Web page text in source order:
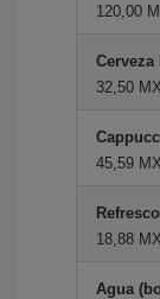
120,00
32,50
45,59
18,88
Agua